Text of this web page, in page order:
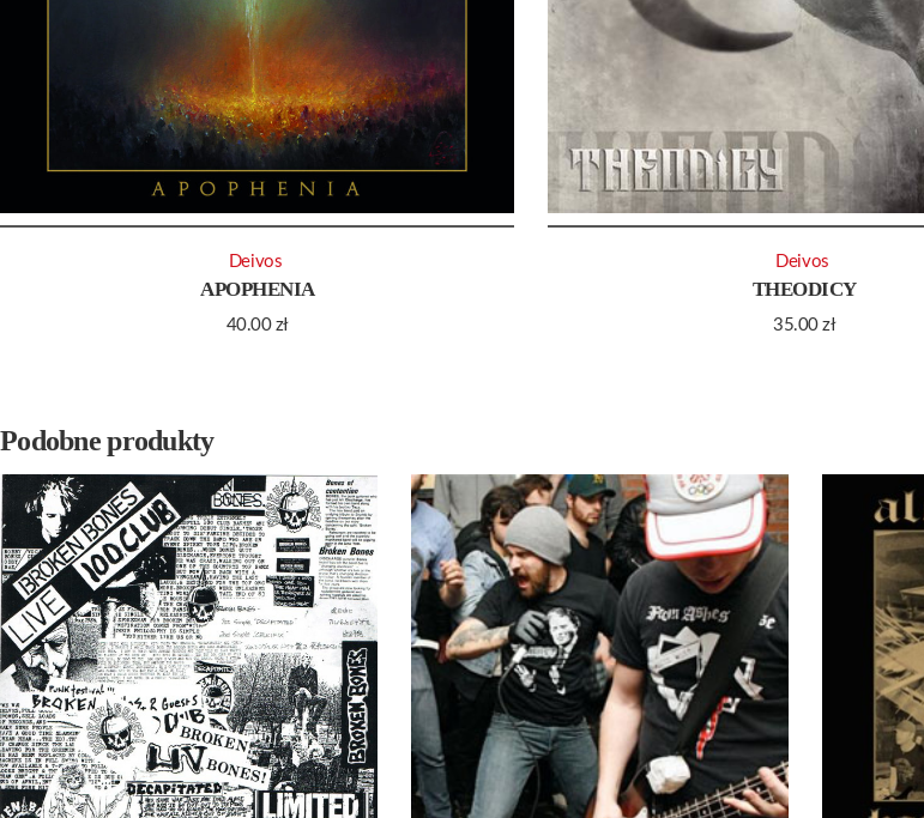
APOPHENIA
40.00 zł
Deivos ‎
THEODICY
35.00zł
Deivos ‎
Podobne produkty